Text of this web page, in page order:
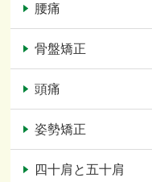
腰痛
骨盤矯正
頭痛
姿勢矯正
四十肩と五十肩